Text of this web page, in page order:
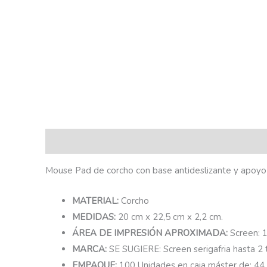
Mouse Pad de corcho con base antideslizante y
MATERIAL: Corcho
MEDIDAS: 20 cm x 22,5 cm x 2,2 cm.
ÁREA DE IMPRESIÓN APROXIMADA: Screen:
MARCA: SE SUGIERE: Screen serigafria hasta